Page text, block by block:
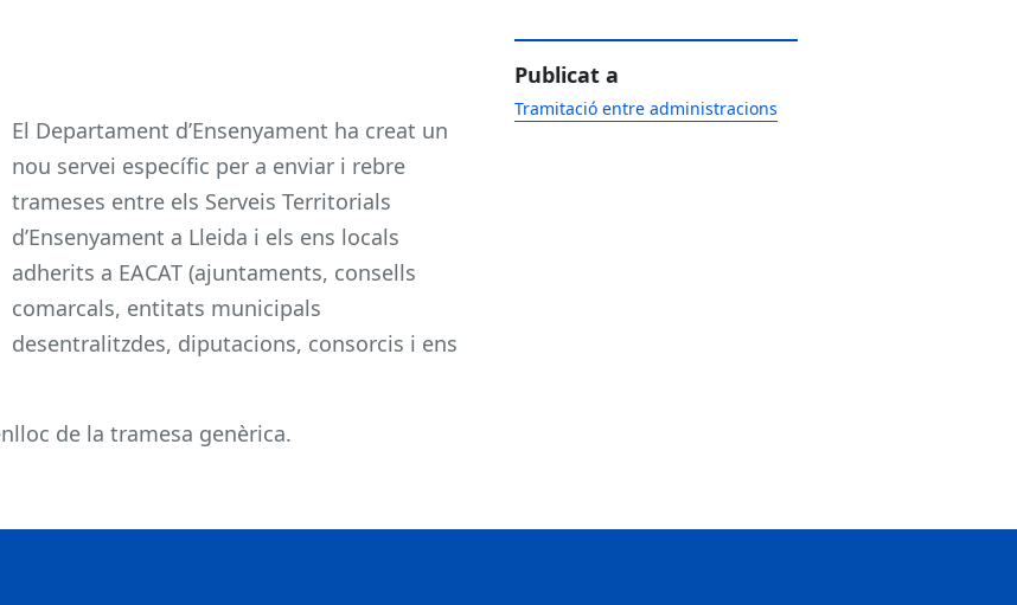
El Departament d’Ensenyament ha creat un
nou servei específic per a enviar i rebre
trameses entre els Serveis Territorials
d’Ensenyament a Lleida i els ens locals
adherits a EACAT (ajuntaments, consells
comarcals, entitats municipals
desentralitzdes, diputacions, consorcis i ens
de la tramesa genèrica.
Publicat a
Tramitació entre administracions